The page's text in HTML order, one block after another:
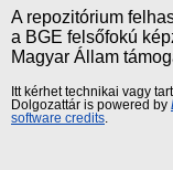
A repozitórium
a BGE felsőfokú
Magyar Állam
Itt kérhet technikai vagy
Dolgozattár is powered by
software credits